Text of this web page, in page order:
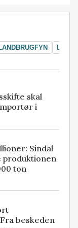
skal
i
Sindal
produktionen
ton
beskeden